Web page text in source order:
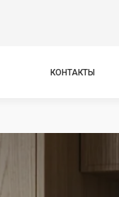
КОНТАКТЫ